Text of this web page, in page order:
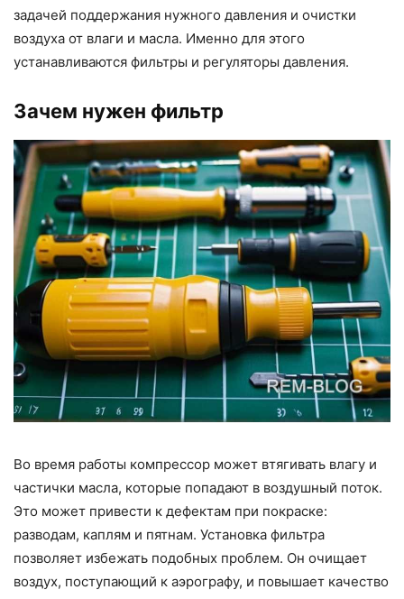
задачей поддержания нужного давления и очистки
воздуха от влаги и масла. Именно для этого
устанавливаются фильтры и регуляторы давления.
Зачем нужен фильтр
Во время работы компрессор может втягивать влагу и
частички масла, которые попадают в воздушный поток.
Это может привести к дефектам при покраске:
разводам, каплям и пятнам. Установка фильтра
позволяет избежать подобных проблем. Он очищает
воздух, поступающий к аэрографу, и повышает качество